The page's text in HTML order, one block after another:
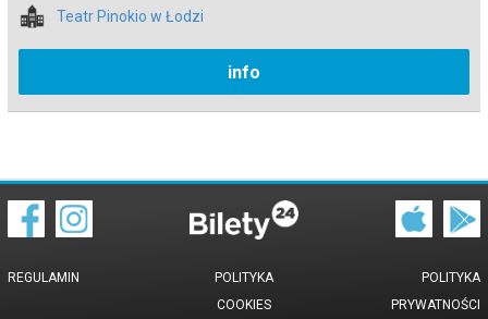
Teatr Pinokio w Łodzi
info
REGULAMIN
POLITYKA
PRYWATNOŚCI
POLITYKA
COOKIES